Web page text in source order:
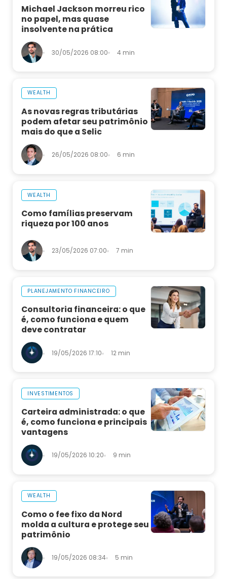
Michael Jackson morreu rico
no papel, mas quase
insolvente na prática
30/05/2026 08:00 4 min
WEALTH
As novas regras tributárias
podem afetar seu patrimônio
mais do que a Selic
26/05/2026 08:00 6 min
WEALTH
Como famílias preservam
riqueza por 100 anos
23/05/2026 07:00 7 min
PLANEJAMENTO FINANCEIRO
Consultoria financeira: o que
é, como funciona e quem
deve contratar
19/05/2026 17:10 12 min
INVESTIMENTOS
Carteira administrada: o que
é, como funciona e principais
vantagens
19/05/2026 10:20 9 min
WEALTH
Como o fee fixo da Nord
molda a cultura e protege seu
patrimônio
19/05/2026 08:34 5 min